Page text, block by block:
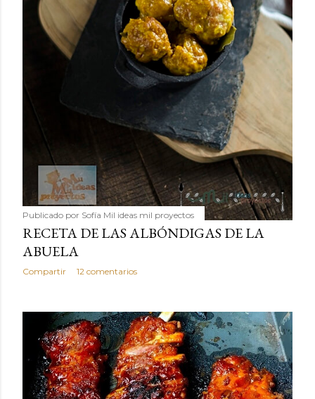
Publicado por Sofía Mil ideas mil proyectos
RECETA DE LAS ALBÓNDIGAS DE LA
ABUELA
Compartir 12 comentarios